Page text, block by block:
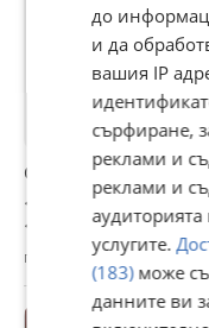
Строителни услуги
1 €
1,96 лв
гр. Стара Загора,
до
и да
вашия IP
сърфиране,
реклами и
реклами и
услугите.
(183)може
данните ви